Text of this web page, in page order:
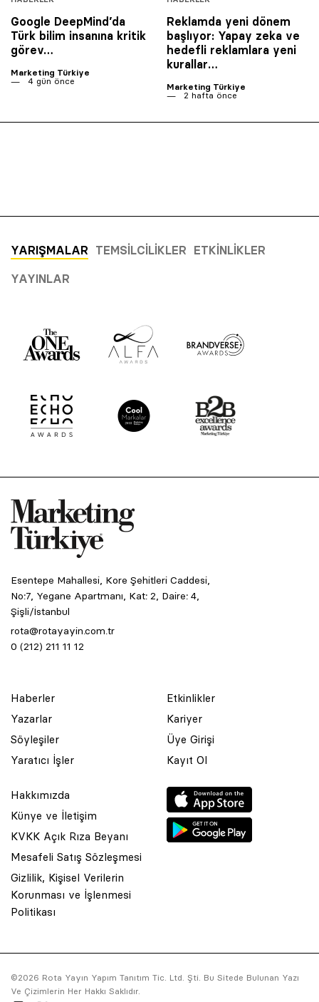
Google DeepMind’da
Türk bilim insanına kritik
görev…
Marketing Türkiye
4 gün önce
Reklamda yeni dönem
başlıyor: Yapay zeka ve
hedefli reklamlara yeni
kurallar…
Marketing Türkiye
2 hafta önce
YARIŞMALAR TEMSILCILIKLER ETKINLIKLER
YAYINLAR
Esentepe Mahallesi, Kore Şehitleri Caddesi,
No:7, Yegane Apartmanı, Kat: 2, Daire: 4,
Şişli/İstanbul
rota@rotayayin.com.tr
0 (212) 211 11 12
Haberler
Yazarlar
Söyleşiler
Yaratıcı İşler
Etkinlikler
Kariyer
Üye Girişi
Kayıt Ol
Hakkımızda
Künye ve İletişim
KVKK Açık Rıza Beyanı
Mesafeli Satış Sözleşmesi
Gizlilik, Kişisel Verilerin
Korunması ve İşlenmesi
Politikası
©2026 Rota Yayın Yapım Tanıtım Tic. Ltd. Şti. Bu Sitede Bulunan Yazı
Ve Çizimlerin Her Hakkı Saklıdır.
© 2001 Rota Yayın Yapım Tanıtım Tic. Ltd. Şti. Bu Sitede Bulunan
Asquared WordPress Agencytarafından tasarlanmış ve